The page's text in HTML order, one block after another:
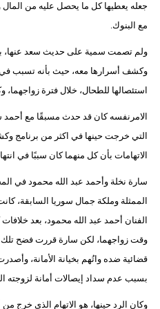
جعله يعطيها كل ما يحصل عليه من المال
مع البنوك.
ولم تصمت سمية على حديث سعد عنها،
وكشف أسرارها معه، حيث بأنه تسبب
استئصالها للطحال، خلال فترة زواجهما،
الامرنفسه كان قد حدث مسبقًا مع أحمد
التي خرجت حينها في اكثر من برنامج
الاتهامات بأن كل منهما كان سببًا في
سارة نخلة وأحمد عبد الله محمود في
الممثلة وملكة جمال سوريا السابقة،
الفنان أحمد عبد الله محمود، بعد خلافات
وقت زواجهما، لكن سارة قررت فضح
قضائية ضده واتُهم بخيانة الأمانة،
بسبب عدم سداد إيصالات أمانة لزوجته
وكان الرد حينها، هو الاتهام الذي خرج